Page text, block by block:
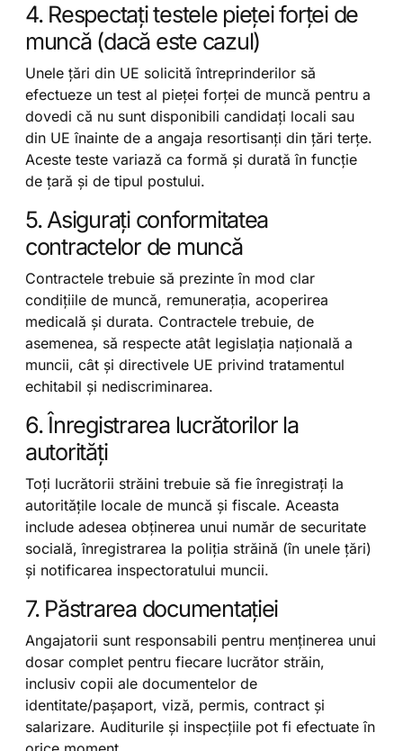
4. Respectați testele pieței forței de
muncă (dacă este cazul)
Unele țări din UE solicită întreprinderilor să
efectueze un test al pieței forței de muncă pentru a
dovedi că nu sunt disponibili candidați locali sau
din UE înainte de a angaja resortisanți din țări terțe.
Aceste teste variază ca formă și durată în funcție
de țară și de tipul postului.
5. Asigurați conformitatea
contractelor de muncă
Contractele trebuie să prezinte în mod clar
condițiile de muncă, remunerația, acoperirea
medicală și durata. Contractele trebuie, de
asemenea, să respecte atât legislația națională a
muncii, cât și directivele UE privind tratamentul
echitabil și nediscriminarea.
6. Înregistrarea lucrătorilor la
autorități
Toți lucrătorii străini trebuie să fie înregistrați la
autoritățile locale de muncă și fiscale. Aceasta
include adesea obținerea unui număr de securitate
socială, înregistrarea la poliția străină (în unele țări)
și notificarea inspectoratului muncii.
7. Păstrarea documentației
Angajatorii sunt responsabili pentru menținerea unui
dosar complet pentru fiecare lucrător străin,
inclusiv copii ale documentelor de
identitate/pașaport, viză, permis, contract și
salarizare. Auditurile și inspecțiile pot fi efectuate în